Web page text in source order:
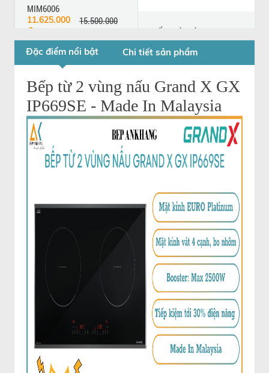
MIM6006
11.625.000
đ
15.500.000
HÚT MÙI ÂM BÀN
BEKO HIXI 84700
UF - Thổ Nhĩ Kỳ
HIXI 84700 UF
42.392.000
đ
52.990.000
đ
Đặc điểm nổi bật Chi tiết sản phẩm
Bếp từ 2 vùng nấu Grand X GX
IP669SE - Made In Malaysia